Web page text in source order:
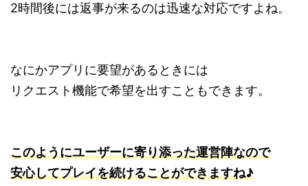
2時間後には返事が来るのは迅速な対応ですよね。
なにかアプリに要望があるときには
リクエスト機能で希望を出すこともできます。
このようにユーザーに寄り添った運営陣なので
安心してプレイを続けることができますね♪